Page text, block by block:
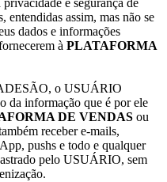
e segurança de
entendidas assim, mas não se
dados e informações
à PLATAFORMA
o USUÁRIO
da informação que é por ele
DE VENDAS ou
receber e-mails,
pushs e todo e qualquer
pelo USUÁRIO, sem